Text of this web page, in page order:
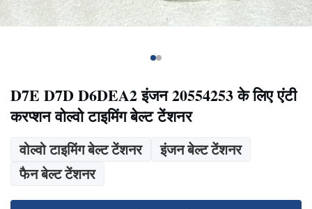
D7E D7D D6DEA2 इंजन 20554253 के लिए एंटी
करप्शन वोल्वो टाइमिंग बेल्ट टेंशनर
वोल्वो टाइमिंग बेल्ट टेंशनर
इंजन बेल्ट टेंशनर
फैन बेल्ट टेंशनर